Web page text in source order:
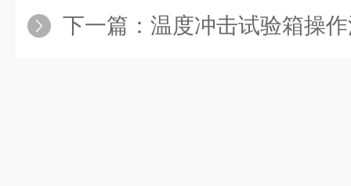
下一篇： 温度冲击试验箱操